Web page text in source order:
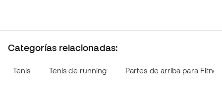
Categorías relacionadas:
Tenis Tenis de running Partes de arriba para